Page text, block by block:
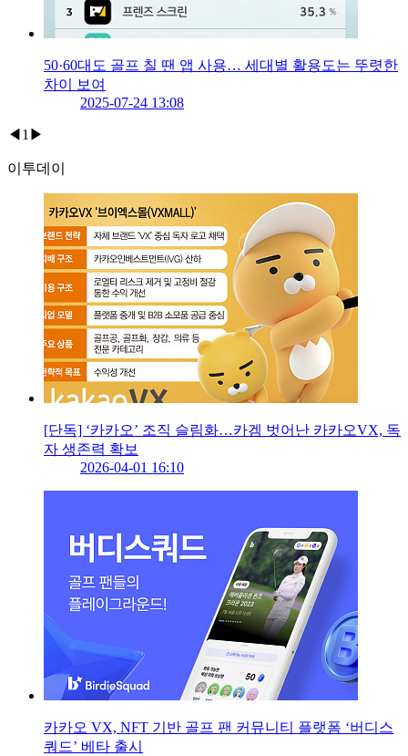
50·60대도 골프 칠 땐 앱 사용… 세대별 활용도는 뚜렷한
차이 보여
2025-07-24 13:08
◀ 1 ▶
이투데이
[단독] ‘카카오’ 조직 슬림화…카겜 벗어난 카카오VX, 독
자 생존력 확보
2026-04-01 16:10
카카오 VX, NFT 기반 골프 팬 커뮤니티 플랫폼 ‘버디스
쿼드’ 베타 출시